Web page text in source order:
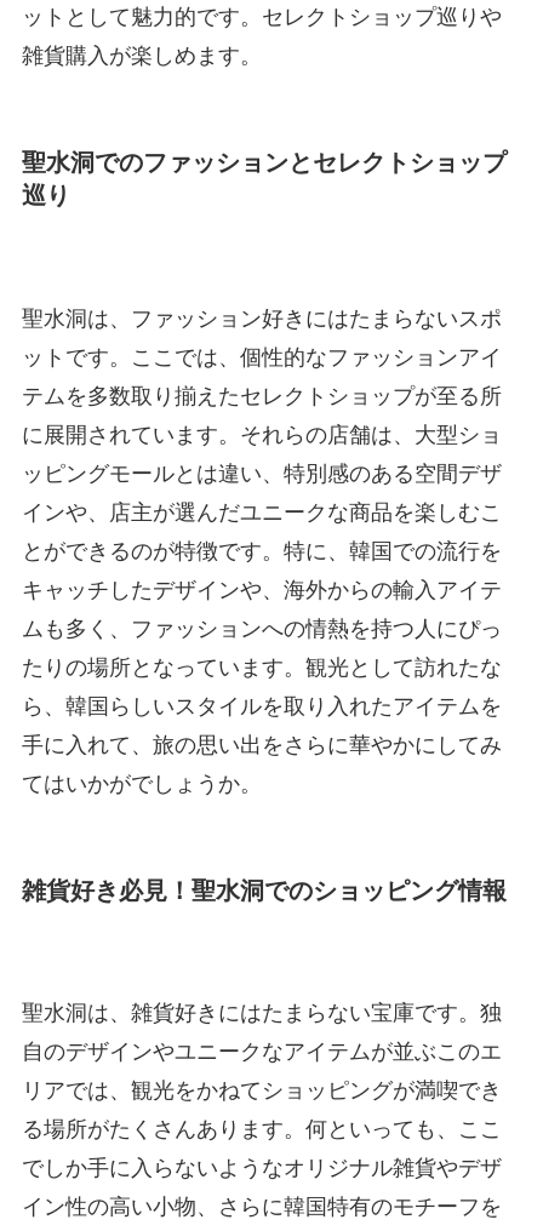
ットとして魅力的です。セレクトショップ巡りや
雑貨購入が楽しめます。
聖水洞でのファッションとセレクトショップ
巡り
聖水洞は、ファッション好きにはたまらないスポ
ットです。ここでは、個性的なファッションアイ
テムを多数取り揃えたセレクトショップが至る所
に展開されています。それらの店舗は、大型ショ
ッピングモールとは違い、特別感のある空間デザ
インや、店主が選んだユニークな商品を楽しむこ
とができるのが特徴です。特に、韓国での流行を
キャッチしたデザインや、海外からの輸入アイテ
ムも多く、ファッションへの情熱を持つ人にぴっ
たりの場所となっています。観光として訪れたな
ら、韓国らしいスタイルを取り入れたアイテムを
手に入れて、旅の思い出をさらに華やかにしてみ
てはいかがでしょうか。
雑貨好き必見！聖水洞でのショッピング情報
聖水洞は、雑貨好きにはたまらない宝庫です。独
自のデザインやユニークなアイテムが並ぶこのエ
リアでは、観光をかねてショッピングが満喫でき
る場所がたくさんあります。何といっても、ここ
でしか手に入らないようなオリジナル雑貨やデザ
イン性の高い小物、さらに韓国特有のモチーフを